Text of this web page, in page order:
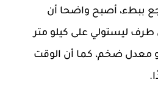
ببطء، أصبح واضحا أن
طرف ليستولي على كيلو متر
معدل ضخم، كما أن الوقت